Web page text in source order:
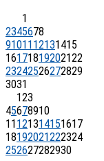
1
2345678
91011 12131415
16171819202122
23242526272829
3031
123
45678910
11 121314151617
18192021222324
252627282930